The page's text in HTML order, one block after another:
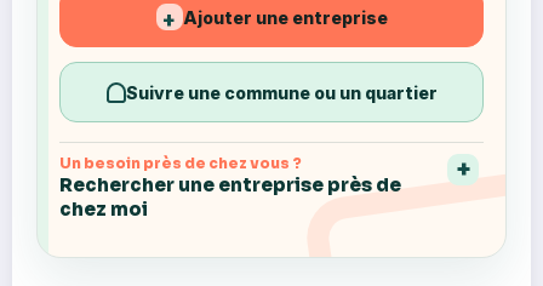
+ Ajouter une entreprise
Suivre une commune ou un quartier
Un besoin près de chez vous ?
Rechercher une entreprise près de
chez moi